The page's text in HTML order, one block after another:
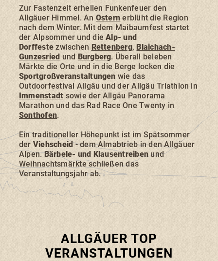
SONTHOFEN IMMENSTADT
RETTENBERG
BLAICHACH-GUNZESRIED
BURGBERG
UNTERKÜNFTE
ERLEBNISSE
Suchbegriff
Suchen
Zur Fastenzeit erhellen Funkenfeuer den
Allgäuer Himmel. An Ostern erblüht die Region
nach dem Winter. Mit dem Maibaumfest startet
der Alpsommer und dieAlp- und
Dorffeste zwischen Rettenberg,Blaichach-
Gunzesried und Burgberg. Überall beleben
Märkte die Orte und in die Berge locken die
Sportgroßveranstaltungen wie das
Outdoorfestival Allgäu und der Allgäu Triathlon in
Immenstadt sowie der Allgäu Panorama
Marathon und das Rad Race One Twenty in
Sonthofen.
Ein traditioneller Höhepunkt ist im Spätsommer
der Viehscheid- dem Almabtrieb in den Allgäuer
Alpen.Bärbele- und Klausentreibenund
Weihnachtsmärkte schließen das
Veranstaltungsjahr ab.
ALLGÄUER TOP
VERANSTALTUNGEN